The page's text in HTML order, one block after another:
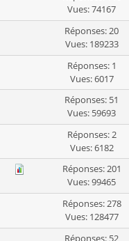
Vues: 74167
Réponses: 20
Vues: 189233
Réponses: 1
Vues: 6017
Réponses: 51
Vues: 59693
Réponses: 2
Vues: 6182
Réponses: 201
Vues: 99465
Réponses: 278
Vues: 128477
Réponses: 52